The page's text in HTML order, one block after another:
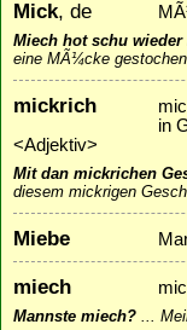
Mick, de
Miech hot schu
eine MÃ¼cke gestochen.
mickrich
in
<Adjektiv>
Mit dan mickrichen
diesem mickrigen
Miebe
miech
Mannste miech?